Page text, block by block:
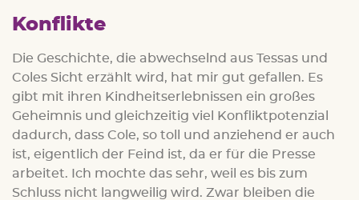
Konflikte
Die Geschichte, die abwechselnd aus Tessas und
Coles Sicht erzählt wird, hat mir gut gefallen. Es
gibt mit ihren Kindheitserlebnissen ein großes
Geheimnis und gleichzeitig viel Konfliktpotenzial
dadurch, dass Cole, so toll und anziehend er auch
ist, eigentlich der Feind ist, da er für die Presse
arbeitet. Ich mochte das sehr, weil es bis zum
Schluss nicht langweilig wird. Zwar bleiben die